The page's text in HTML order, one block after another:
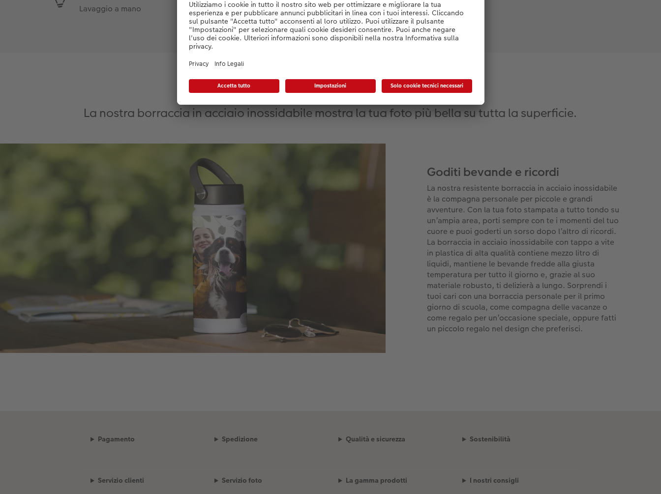
Lavaggio a mano
Selezione di diverse proposte
di design
Piacere ad ogni sorso
La nostra borraccia in acciaio inossidabile mostra la tua foto più bella su tutta la superficie.
Goditi bevande e ricordi
La nostra resistente borraccia in acciaio inossidabile
è la compagna personale per piccole e grandi
avventure. Con la tua foto stampata a tutto tondo su
un’ampia area, porti sempre con te i momenti del tuo
cuore e puoi goderti un sorso dopo l’altro di ricordi.
La borraccia in acciaio inossidabile con tappo a vite
in plastica di alta qualità contiene mezzo litro di
liquidi, mantiene le bevande fredde alla giusta
temperatura per tutto il giorno e, grazie al suo
materiale robusto, ti delizierà a lungo. Sorprendi i
tuoi cari con una borraccia personale per il primo
giorno di scuola, come compagna delle vacanze o
come regalo per un’occasione speciale, oppure fatti
un piccolo regalo nel design che preferisci.
Pagamento Spedizione Qualità e sicurezza Sostenibilità
Servizio clienti Servizio foto La gamma prodotti I nostri consigli